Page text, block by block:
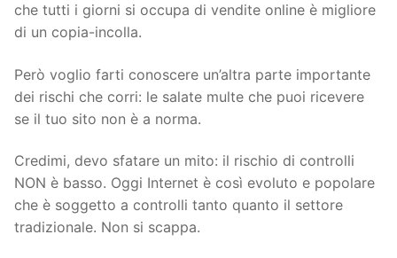
che tutti i giorni si occupa di vendite online è migliore
di un copia-incolla.
Però voglio farti conoscere un’altra parte importante
dei rischi che corri: le salate multe che puoi ricevere
se il tuo sito non è a norma.
Credimi, devo sfatare un mito: il rischio di controlli
NON è basso. Oggi Internet è così evoluto e popolare
che è soggetto a controlli tanto quanto il settore
tradizionale. Non si scappa.